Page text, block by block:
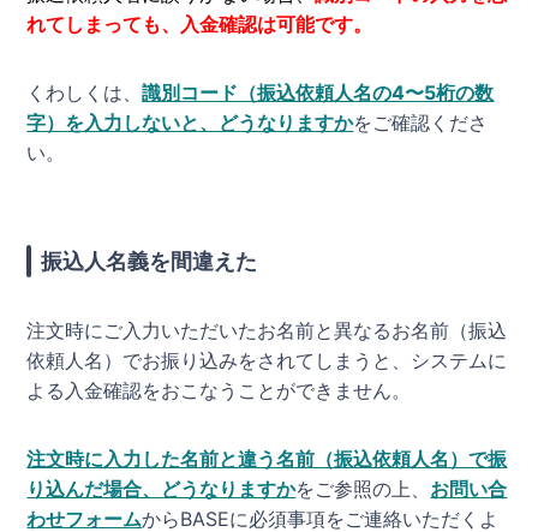
れてしまっても、入金確認は可能です。
くわしくは、識別コード（振込依頼人名の4〜5桁の数
字）を入力しないと、どうなりますかをご確認くださ
い。
振込人名義を間違えた
注文時にご入力いただいたお名前と異なるお名前（振込
依頼人名）でお振り込みをされてしまうと、システムに
よる入金確認をおこなうことができません。
注文時に入力した名前と違う名前（振込依頼人名）で振
り込んだ場合、どうなりますかをご参照の上、 お問い合
わせフォームからBASEに必須事項をご連絡いただくよ